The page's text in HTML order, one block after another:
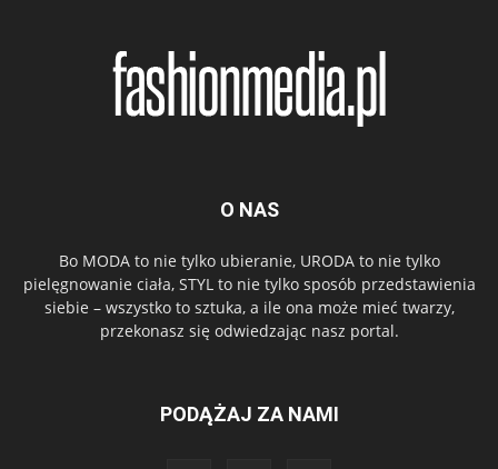
O NAS
Bo MODA to nie tylko ubieranie, URODA to nie tylko
pielęgnowanie ciała, STYL to nie tylko sposób przedstawienia
siebie – wszystko to sztuka, a ile ona może mieć twarzy,
przekonasz się odwiedzając nasz portal.
PODĄŻAJ ZA NAMI